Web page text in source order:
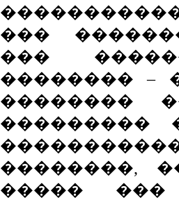
���
���
�������� –
��������
���������
��������,
�����